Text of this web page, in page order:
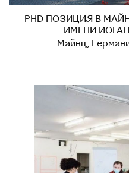
PHD ПОЗИЦИЯ В
ИМЕНИ
Майнц,